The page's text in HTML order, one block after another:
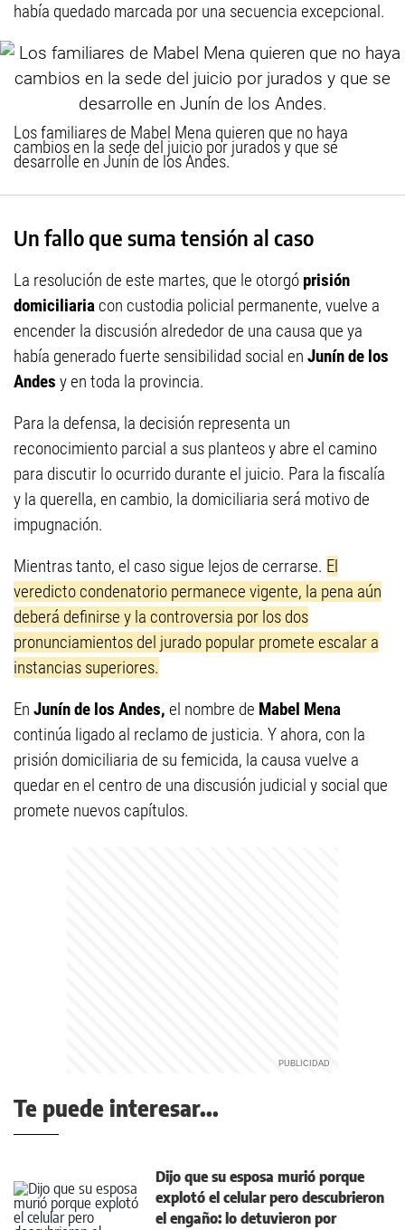
había quedado marcada por una secuencia excepcional.
Los familiares de Mabel Mena quieren que no haya
cambios en la sede del juicio por jurados y que se
desarrolle en Junín de los Andes.
Un fallo que suma tensión al caso
La resolución de este martes, que le otorgó prisión
domiciliaria con custodia policial permanente, vuelve a
encender la discusión alrededor de una causa que ya
había generado fuerte sensibilidad social en Junín de los
Andes y en toda la provincia.
Para la defensa, la decisión representa un
reconocimiento parcial a sus planteos y abre el camino
para discutir lo ocurrido durante el juicio. Para la fiscalía
y la querella, en cambio, la domiciliaria será motivo de
impugnación.
Mientras tanto, el caso sigue lejos de cerrarse. El
veredicto condenatorio permanece vigente, la pena aún
deberá definirse y la controversia por los dos
pronunciamientos del jurado popular promete escalar a
instancias superiores.
En Junín de los Andes, el nombre de Mabel Mena
continúa ligado al reclamo de justicia. Y ahora, con la
prisión domiciliaria de su femicida, la causa vuelve a
quedar en el centro de una discusión judicial y social que
promete nuevos capítulos.
Te puede interesar...
Dijo que su esposa murió porque
explotó el celular pero descubrieron
el engaño: lo detuvieron por